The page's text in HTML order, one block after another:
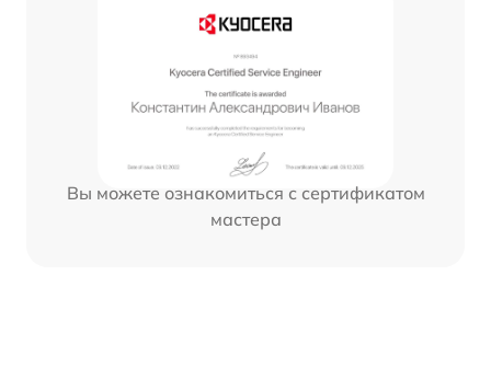
Вы можете ознакомиться с сертификатом
мастера